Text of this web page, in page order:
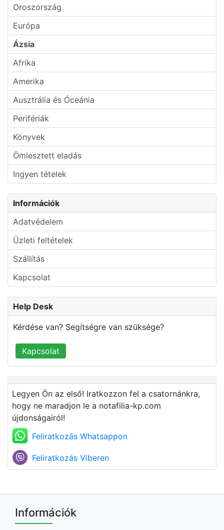
Oroszország
Európa
Ázsia
Afrika
Amerika
Ausztrália és Óceánia
Perifériák
Könyvek
Ömlesztett eladás
Ingyen tételek
Információk
Adatvédelem
Üzleti feltételek
Szállítás
Kapcsolat
Help Desk
Kérdése van? Segítségre van szüksége?
Kapcsolat
Legyen Ön az első! Iratkozzon fel a csatornánkra,
hogy ne maradjon le a notafilia-kp.com
újdonságairól!
Feliratkozás Whatsappon
Feliratkozás Viberen
Információk